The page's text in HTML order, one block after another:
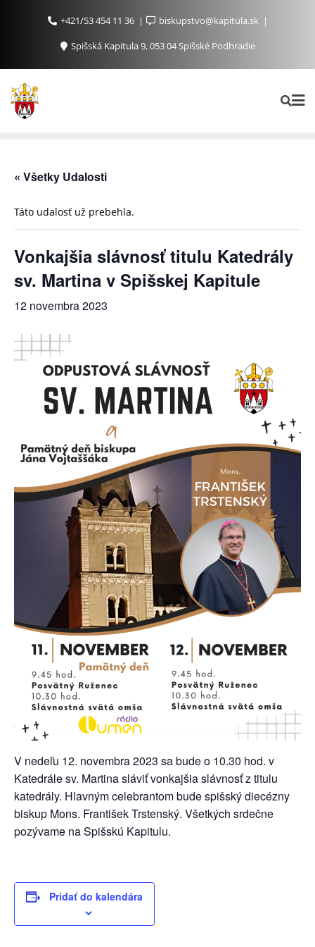
+421/53 454 11 36
biskupstvo@kapitula.sk
Spišská Kapitula 9, 053 04 Spišské Podhradie
« Všetky Udalosti
Táto udalosť už prebehla.
Vonkajšia slávnosť titulu Katedrály
sv. Martina v Spišskej Kapitule
12 novembra 2023
V nedeľu 12. novembra 2023 sa bude o 10.30 hod. v
Katedrále sv. Martina sláviť vonkajšia slávnosť z titulu
katedrály. Hlavným celebrantom bude spišský diecézny
biskup Mons. František Trstenský. Všetkých srdečne
pozývame na Spišskú Kapitulu.
Pridať do kalendára